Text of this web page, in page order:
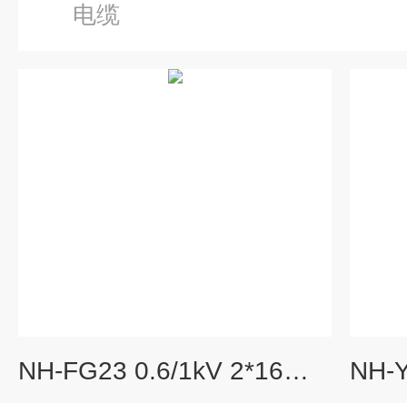
电缆
NH-FG23 0.6/1kV 2*16耐高温防火电缆